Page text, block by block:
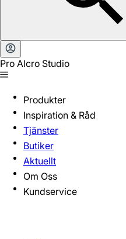
Pro Alcro Studio
Produkter
Inspiration & Råd
Tjänster
Butiker
Aktuellt
Om Oss
Kundservice